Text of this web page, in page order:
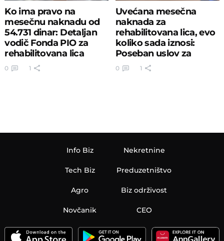
Ko ima pravo na
mesečnu naknadu od
54.731 dinar: Detaljan
vodič Fonda PIO za
rehabilitovana lica
0 1
Uvećana mesečna
naknada za
rehabilitovana lica, evo
koliko sada iznosi:
Poseban uslov za
ostvarivanje prava
0 1
Info Biz
Tech Biz
Agro
Nekretnine
Preduzetništvo
Biz održivost
Novčanik CEO